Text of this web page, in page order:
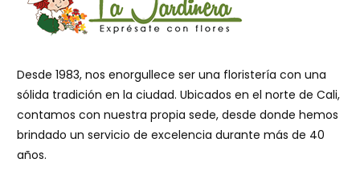
Desde 1983, nos enorgullece ser una floristería con una
sólida tradición en la ciudad. Ubicados en el norte de Cali,
contamos con nuestra propia sede, desde donde hemos
brindado un servicio de excelencia durante más de 40
años.